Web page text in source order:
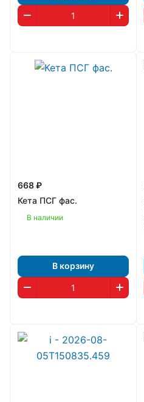
668 ₽
Кета ПСГ фас.
В наличии
В корзину